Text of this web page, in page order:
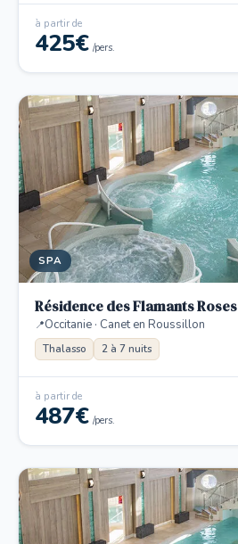
à partir de
425€ /pers.
SPA
Résidence des Flamants Roses
Occitanie · Canet en Roussillon
Thalasso 2 à 7 nuits
à partir de
487€ /pers.